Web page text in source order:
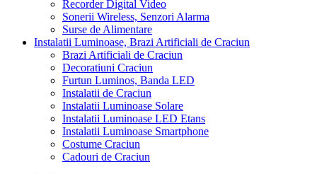
Recorder Digital Video
Sonerii Wireless, Senzori Alarma
Surse de Alimentare
Instalatii Luminoase, Brazi Artificiali de Craciun
Brazi Artificiali de Craciun
Decoratiuni Craciun
Furtun Luminos, Banda LED
Instalatii de Craciun
Instalatii Luminoase Solare
Instalatii Luminoase LED Etans
Instalatii Luminoase Smartphone
Costume Craciun
Cadouri de Craciun